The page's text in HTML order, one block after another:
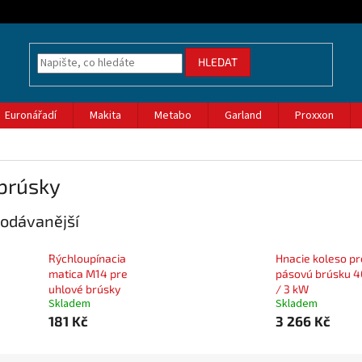
HLEDAT
Euronářadí Makita Metabo Garland Proxxon
Rýchloupínacia
matica M14 pre
uhlové brúsky
Skladem
181 Kč
Hnacie koleso
pásovú brúsku
/ 3 kW
Skladem
3 266 Kč